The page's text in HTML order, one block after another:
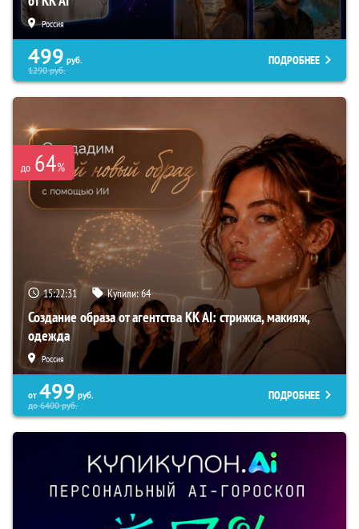
Россия
499 руб.
1290руб.
ПОДРОБНЕЕ
до 64%
15:22:30 Купили:64
Создание образа от агентства KK AI: стрижка, макияж,
одежда
Россия
от 499 руб.
до6400руб.
ПОДРОБНЕЕ